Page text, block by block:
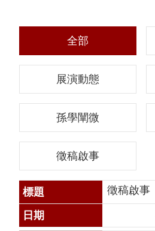
全
政
權
明
全部
展演動態
孫學闡微
徵稿啟事
徵稿啟事